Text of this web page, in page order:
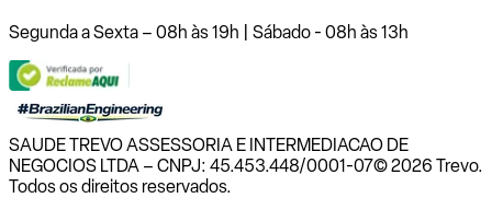
Segunda a Sexta – 08h às 19h | Sábado - 08h às 13h
SAUDE TREVO ASSESSORIA E INTERMEDIACAO DE
NEGOCIOS LTDA – CNPJ: 45.453.448/0001-07© 2026 Trevo.
Todos os direitos reservados.